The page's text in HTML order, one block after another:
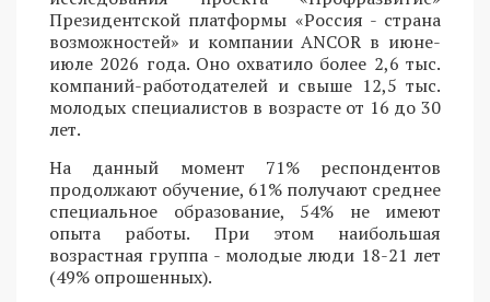
Президентской платформы «Россия - страна
возможностей» и компании ANCOR в июне-
июле 2026 года. Оно охватило более 2,6 тыс.
компаний-работодателей и свыше 12,5 тыс.
молодых специалистов в возрасте от 16 до 30
лет.
На данный момент 71% респондентов
продолжают обучение, 61% получают среднее
специальное образование, 54% не имеют
опыта работы. При этом наибольшая
возрастная группа - молодые люди 18-21 лет
(49% опрошенных).